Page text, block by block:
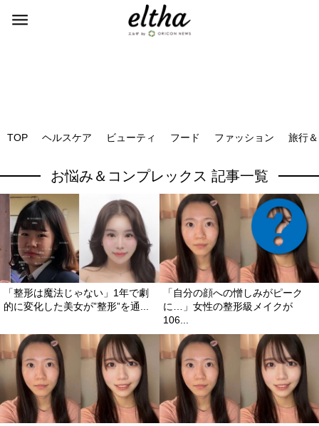
TOP ヘルスケア ビューティ フード ファッション 旅行
お悩み＆コンプレックス 記事一覧
「整形は魔法じゃない」1年で劇
的に変化した美女が”整形”を通...
「自分の顔への憎しみがピーク
に…」女性の整形級メイクが
106...